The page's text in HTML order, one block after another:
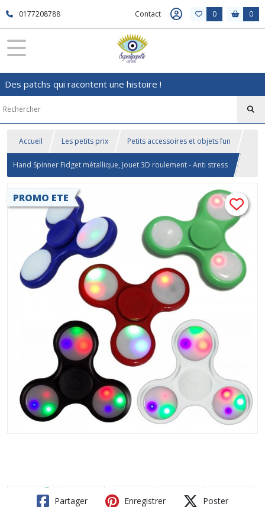
0177208788 Contact 0 0
Des patchs qui racontent une histoire !
Accueil Les petits prix Petits accessoires et objets fun
Hand Spinner Fidget métallique, Jouet 3D roulement - Anti stress
PROMO ETE
Partager Enregistrer Poster